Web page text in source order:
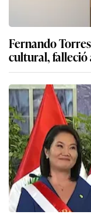
Fernando
cultural, falleció